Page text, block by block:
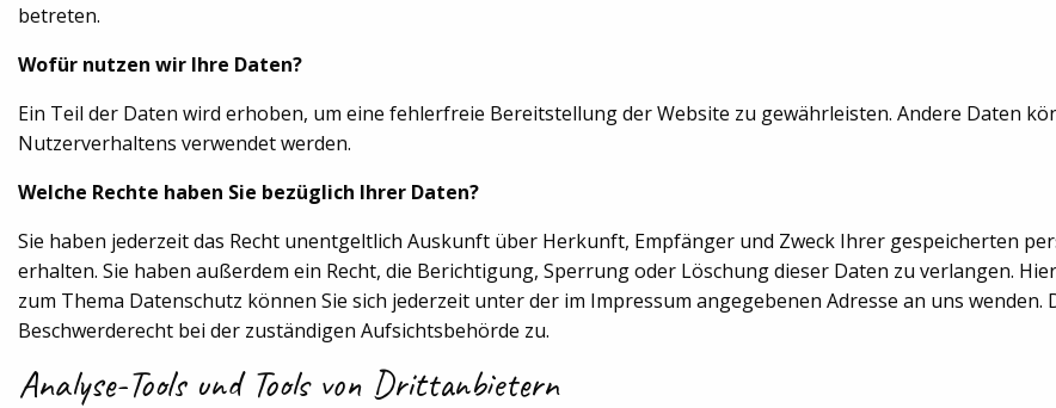
betreten.
Wofür nutzen wir Ihre Daten?
Ein Teil der Daten wird erhoben, um eine fehlerfreie Bereitstellung der Website zu gewährleisten. Andere Daten
Nutzerverhaltens verwendet werden.
Welche Rechte haben Sie bezüglich Ihrer Daten?
Sie haben jederzeit das Recht unentgeltlich Auskunft über Herkunft, Empfänger und Zweck Ihrer gespeicherten
erhalten. Sie haben außerdem ein Recht, die Berichtigung, Sperrung oder Löschung dieser Daten zu verlangen.
zum Thema Datenschutz können Sie sich jederzeit unter der im Impressum angegebenen Adresse an uns wenden.
Beschwerderecht bei der zuständigen Aufsichtsbehörde zu.
Analyse-Tools und Tools von Drittanbietern